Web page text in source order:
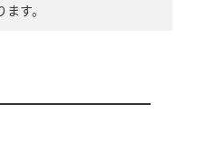
す。